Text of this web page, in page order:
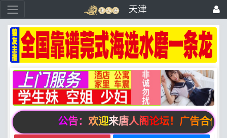
天津
公告：欢迎来唐人阁论坛！广告合